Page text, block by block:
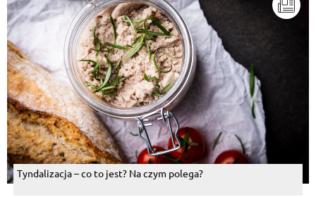
Dorota Stadler, 01.10.2014
To kiedy ten Dzień Chłopaka, dzisiaj?
Iwona Romaniec, 01.10.2014
a ja mam dietę :( :(
Odpowiedz
Paweł Herominek, 01.10.2014
Mniamnuśne;)
Tyndalizacja – co to jest? Na czym polega?